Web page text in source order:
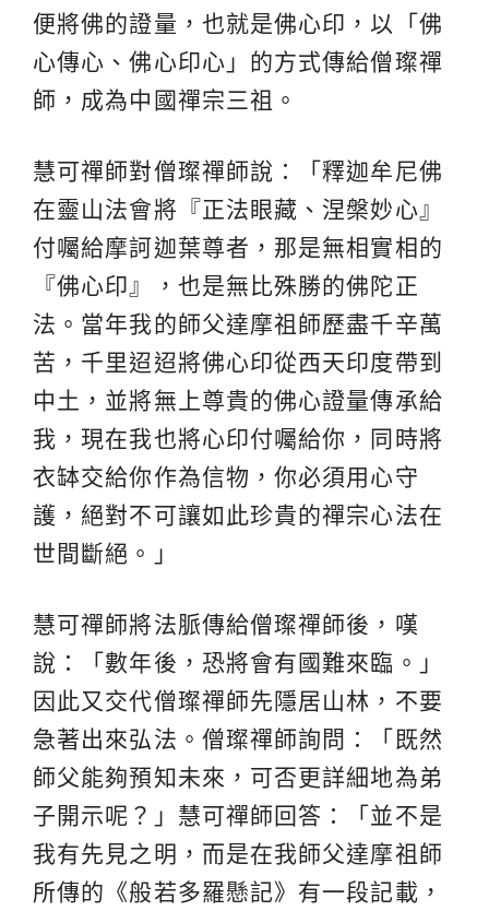
便將佛的證量，也就是佛心印，以「佛
心傳心、佛心印心」的方式傳給僧璨禪
師，成為中國禪宗三祖。
慧可禪師對僧璨禪師說：「釋迦牟尼佛
在靈山法會將『正法眼藏、涅槃妙心』
付囑給摩訶迦葉尊者，那是無相實相的
『佛心印』，也是無比殊勝的佛陀正
法。當年我的師父達摩祖師歷盡千辛萬
苦，千里迢迢將佛心印從西天印度帶到
中土，並將無上尊貴的佛心證量傳承給
我，現在我也將心印付囑給你，同時將
衣缽交給你作為信物，你必須用心守
護，絕對不可讓如此珍貴的禪宗心法在
世間斷絕。」
慧可禪師將法脈傳給僧璨禪師後，嘆
說：「數年後，恐將會有國難來臨。」
因此又交代僧璨禪師先隱居山林，不要
急著出來弘法。僧璨禪師詢問：「既然
師父能夠預知未來，可否更詳細地為弟
子開示呢？」慧可禪師回答：「並不是
我有先見之明，而是在我師父達摩祖師
所傳的《般若多羅懸記》有一段記載，